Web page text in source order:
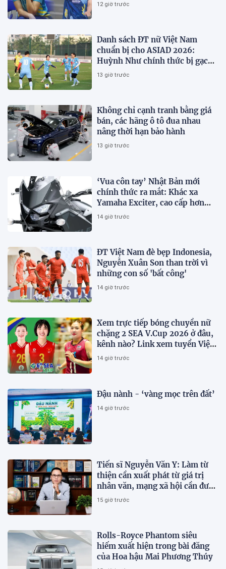
12 giờ trước
Danh sách ĐT nữ Việt Nam
chuẩn bị cho ASIAD 2026:
Huỳnh Như chính thức bị gạch
tên
13 giờ trước
Không chỉ cạnh tranh bằng giá
bán, các hãng ô tô đua nhau
nâng thời hạn bảo hành
13 giờ trước
‘Vua côn tay’ Nhật Bản mới
chính thức ra mắt: Khác xa
Yamaha Exciter, cao cấp hơn
Honda Winner R, giá rẻ so với
14 giờ trước
ĐT Việt Nam đè bẹp Indonesia,
Nguyễn Xuân Son than trời vì
những con số 'bất công'
14 giờ trước
Xem trực tiếp bóng chuyền nữ
chặng 2 SEA V.Cup 2026 ở đâu,
kênh nào? Link xem tuyển Việt
Nam thi đấu
14 giờ trước
Đậu nành - ‘vàng mọc trên đất’
14 giờ trước
Tiến sĩ Nguyễn Văn Y: Làm từ
thiện cần xuất phát từ giá trị
nhân văn, mạng xã hội cần được
sử dụng bằng văn hóa và trách
15 giờ trước
Rolls-Royce Phantom siêu
hiếm xuất hiện trong bài đăng
của Hoa hậu Mai Phương Thúy